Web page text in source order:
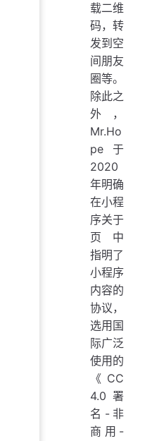
载二维
码，转
发到空
间朋友
圈等。
除此之
外，
Mr.Ho
pe 于
2020
年明确
在小程
序关于
页 中
指明了
小程序
内容的
协议，
选用国
际广泛
使用的
《CC
4.0 署
名-非
商用-